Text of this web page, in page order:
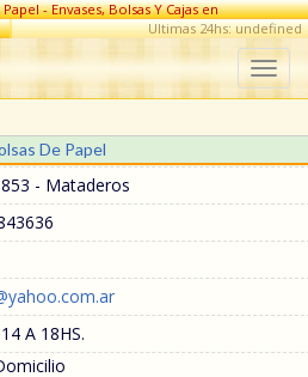
- Envases, Bolsas Y Cajas en
Ultimas 24hs: undefined
De Papel
- Mataderos
A 18HS.